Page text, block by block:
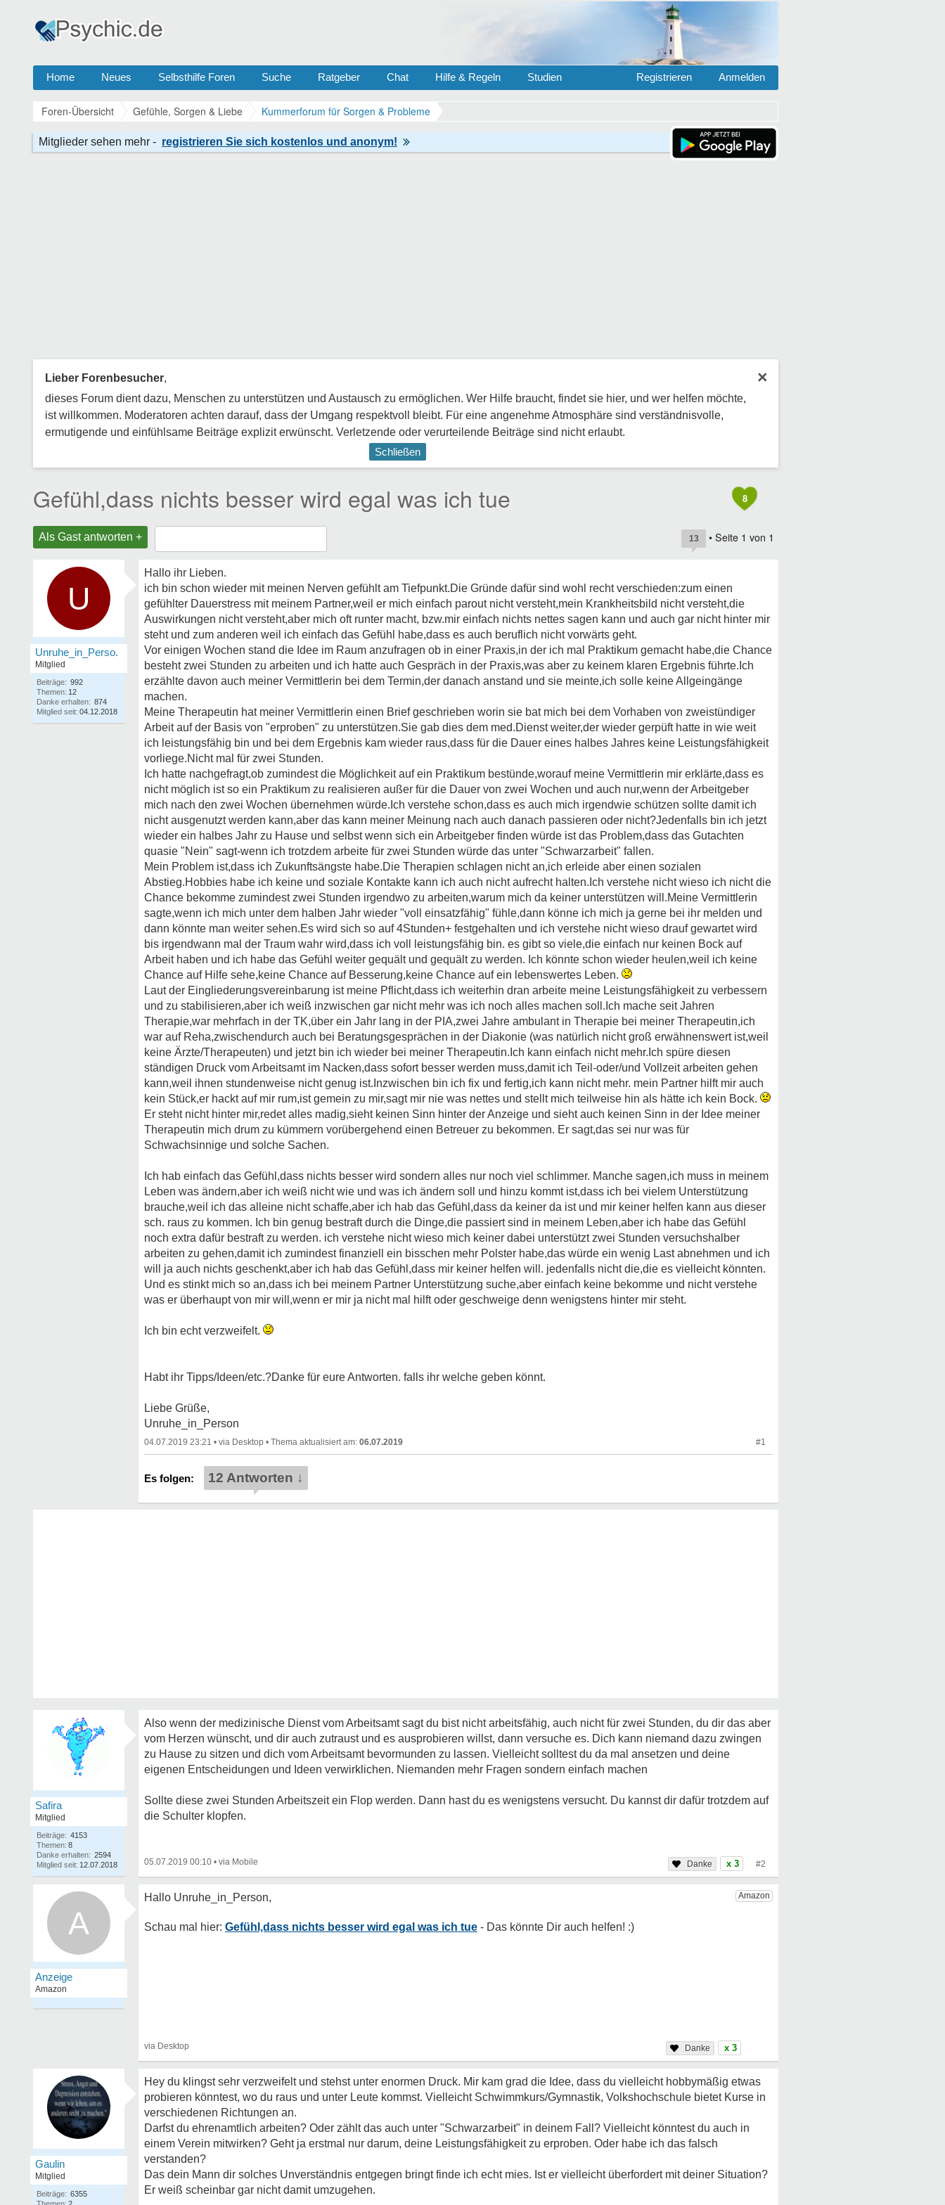
Home Neues Selbsthilfe Foren Suche Ratgeber Chat Hilfe & Regeln Studien Anmelden
Registrieren
Foren-Übersicht Gefühle, Sorgen & Liebe Kummerforum für Sorgen & Probleme
×
Lieber Forenbesucher,
dieses Forum dient dazu, Menschen zu unterstützen und Austausch zu ermöglichen. Wer Hilfe braucht, findet sie hier, und wer helfen möchte,
ist willkommen. Moderatoren achten darauf, dass der Umgang respektvoll bleibt. Für eine angenehme Atmosphäre sind verständnisvolle,
ermutigende und einfühlsame Beiträge explizit erwünscht. Verletzende oder verurteilende Beiträge sind nicht erlaubt.
Schließen
8
Gefühl,dass nichts besser wird egal was ich tue
Als Gast antworten + 13 • Seite 1 von 1
U
Unruhe_in_Perso.
Mitglied
Beiträge: 992
Themen: 12
Danke erhalten: 874
Mitglied seit: 04.12.2018
Hallo ihr Lieben.
ich bin schon wieder mit meinen Nerven gefühlt am Tiefpunkt.Die Gründe dafür sind wohl recht verschieden:zum einen
gefühlter Dauerstress mit meinem Partner,weil er mich einfach parout nicht versteht,mein Krankheitsbild nicht versteht,die
Auswirkungen nicht versteht,aber mich oft runter macht, bzw.mir einfach nichts nettes sagen kann und auch gar nicht hinter mir
steht und zum anderen weil ich einfach das Gefühl habe,dass es auch beruflich nicht vorwärts geht.
Vor einigen Wochen stand die Idee im Raum anzufragen ob in einer Praxis,in der ich mal Praktikum gemacht habe,die Chance
besteht zwei Stunden zu arbeiten und ich hatte auch Gespräch in der Praxis,was aber zu keinem klaren Ergebnis führte.Ich
erzählte davon auch meiner Vermittlerin bei dem Termin,der danach anstand und sie meinte,ich solle keine Allgeingänge
machen.
Meine Therapeutin hat meiner Vermittlerin einen Brief geschrieben worin sie bat mich bei dem Vorhaben von zweistündiger
Arbeit auf der Basis von "erproben" zu unterstützen.Sie gab dies dem med.Dienst weiter,der wieder gerpüft hatte in wie weit
ich leistungsfähig bin und bei dem Ergebnis kam wieder raus,dass für die Dauer eines halbes Jahres keine Leistungsfähigkeit
vorliege.Nicht mal für zwei Stunden.
Ich hatte nachgefragt,ob zumindest die Möglichkeit auf ein Praktikum bestünde,worauf meine Vermittlerin mir erklärte,dass es
nicht möglich ist so ein Praktikum zu realisieren außer für die Dauer von zwei Wochen und auch nur,wenn der Arbeitgeber
mich nach den zwei Wochen übernehmen würde.Ich verstehe schon,dass es auch mich irgendwie schützen sollte damit ich
nicht ausgenutzt werden kann,aber das kann meiner Meinung nach auch danach passieren oder nicht?Jedenfalls bin ich jetzt
wieder ein halbes Jahr zu Hause und selbst wenn sich ein Arbeitgeber finden würde ist das Problem,dass das Gutachten
quasie "Nein" sagt-wenn ich trotzdem arbeite für zwei Stunden würde das unter "Schwarzarbeit" fallen.
Mein Problem ist,dass ich Zukunftsängste habe.Die Therapien schlagen nicht an,ich erleide aber einen sozialen
Abstieg.Hobbies habe ich keine und soziale Kontakte kann ich auch nicht aufrecht halten.Ich verstehe nicht wieso ich nicht die
Chance bekomme zumindest zwei Stunden irgendwo zu arbeiten,warum mich da keiner unterstützen will.Meine Vermittlerin
sagte,wenn ich mich unter dem halben Jahr wieder "voll einsatzfähig" fühle,dann könne ich mich ja gerne bei ihr melden und
dann könnte man weiter sehen.Es wird sich so auf 4Stunden+ festgehalten und ich verstehe nicht wieso drauf gewartet wird
bis irgendwann mal der Traum wahr wird,dass ich voll leistungsfähig bin. es gibt so viele,die einfach nur keinen Bock auf
Arbeit haben und ich habe das Gefühl weiter gequält und gequält zu werden. Ich könnte schon wieder heulen,weil ich keine
Chance auf Hilfe sehe,keine Chance auf Besserung,keine Chance auf ein lebenswertes Leben.
Laut der Eingliederungsvereinbarung ist meine Pflicht,dass ich weiterhin dran arbeite meine Leistungsfähigkeit zu verbessern
und zu stabilisieren,aber ich weiß inzwischen gar nicht mehr was ich noch alles machen soll.Ich mache seit Jahren
Therapie,war mehrfach in der TK,über ein Jahr lang in der PIA,zwei Jahre ambulant in Therapie bei meiner Therapeutin,ich
war auf Reha,zwischendurch auch bei Beratungsgesprächen in der Diakonie (was natürlich nicht groß erwähnenswert ist,weil
keine Ärzte/Therapeuten) und jetzt bin ich wieder bei meiner Therapeutin.Ich kann einfach nicht mehr.Ich spüre diesen
ständigen Druck vom Arbeitsamt im Nacken,dass sofort besser werden muss,damit ich Teil-oder/und Vollzeit arbeiten gehen
kann,weil ihnen stundenweise nicht genug ist.Inzwischen bin ich fix und fertig,ich kann nicht mehr. mein Partner hilft mir auch
kein Stück,er hackt auf mir rum,ist gemein zu mir,sagt mir nie was nettes und stellt mich teilweise hin als hätte ich kein Bock.
Er steht nicht hinter mir,redet alles madig,sieht keinen Sinn hinter der Anzeige und sieht auch keinen Sinn in der Idee meiner
Therapeutin mich drum zu kümmern vorübergehend einen Betreuer zu bekommen. Er sagt,das sei nur was für
Schwachsinnige und solche Sachen.
Ich hab einfach das Gefühl,dass nichts besser wird sondern alles nur noch viel schlimmer. Manche sagen,ich muss in meinem
Leben was ändern,aber ich weiß nicht wie und was ich ändern soll und hinzu kommt ist,dass ich bei vielem Unterstützung
brauche,weil ich das alleine nicht schaffe,aber ich hab das Gefühl,dass da keiner da ist und mir keiner helfen kann aus dieser
sch. raus zu kommen. Ich bin genug bestraft durch die Dinge,die passiert sind in meinem Leben,aber ich habe das Gefühl
noch extra dafür bestraft zu werden. ich verstehe nicht wieso mich keiner dabei unterstützt zwei Stunden versuchshalber
arbeiten zu gehen,damit ich zumindest finanziell ein bisschen mehr Polster habe,das würde ein wenig Last abnehmen und ich
will ja auch nichts geschenkt,aber ich hab das Gefühl,dass mir keiner helfen will. jedenfalls nicht die,die es vielleicht könnten.
Und es stinkt mich so an,dass ich bei meinem Partner Unterstützung suche,aber einfach keine bekomme und nicht verstehe
was er überhaupt von mir will,wenn er mir ja nicht mal hilft oder geschweige denn wenigstens hinter mir steht.
Ich bin echt verzweifelt.
Habt ihr Tipps/Ideen/etc.?Danke für eure Antworten. falls ihr welche geben könnt.
Liebe Grüße,
Unruhe_in_Person
04.07.2019 23:21 • • 06.07.2019 #1
12 Antworten ↓
Safira
Mitglied
Beiträge: 4153
Themen: 8
Danke erhalten: 2594
Mitglied seit: 12.07.2018
Also wenn der medizinische Dienst vom Arbeitsamt sagt du bist nicht arbeitsfähig, auch nicht für zwei Stunden, du dir das aber
vom Herzen wünscht, und dir auch zutraust und es ausprobieren willst, dann versuche es. Dich kann niemand dazu zwingen
zu Hause zu sitzen und dich vom Arbeitsamt bevormunden zu lassen. Vielleicht solltest du da mal ansetzen und deine
eigenen Entscheidungen und Ideen verwirklichen. Niemanden mehr Fragen sondern einfach machen
Sollte diese zwei Stunden Arbeitszeit ein Flop werden. Dann hast du es wenigstens versucht. Du kannst dir dafür trotzdem auf
die Schulter klopfen.
05.07.2019 00:10 • x 3 #2
A Gefühl,dass nichts besser wird egal was ich tue
x 3
Gaulin
Mitglied
Beiträge: 6355
Hey du klingst sehr verzweifelt und stehst unter enormen Druck. Mir kam grad die Idee, dass du vielleicht hobbymäßig etwas
probieren könntest, wo du raus und unter Leute kommst. Vielleicht Schwimmkurs/Gymnastik, Volkshochschule bietet Kurse in
verschiedenen Richtungen an.
Darfst du ehrenamtlich arbeiten? Oder zählt das auch unter "Schwarzarbeit" in deinem Fall? Vielleicht könntest du auch in
einem Verein mitwirken? Geht ja erstmal nur darum, deine Leistungsfähigkeit zu erproben. Oder habe ich das falsch
verstanden?
Das dein Mann dir solches Unverständnis entgegen bringt finde ich echt mies. Ist er vielleicht überfordert mit deiner Situation?
Er weiß scheinbar gar nicht damit umzugehen.